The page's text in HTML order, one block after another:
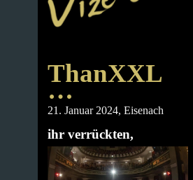
ThanXXL
…
21. Januar 2024, Eisenach
ihr verrückten,